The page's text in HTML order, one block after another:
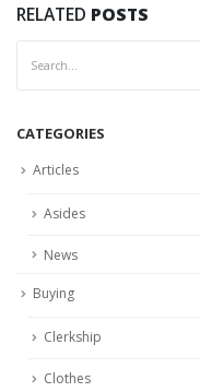
RELATED POSTS
CATEGORIES
Articles
Asides
News
Buying
Clerkship
Clothes